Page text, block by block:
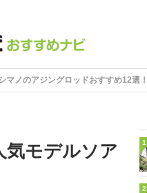
マノのアジングロッドおすすめ12選
気モデルソア
1
2